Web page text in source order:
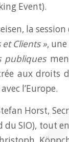
Event).
la
Clients »,
publiques
aux droits
l’Europe.
Horst,
du SIO), tout